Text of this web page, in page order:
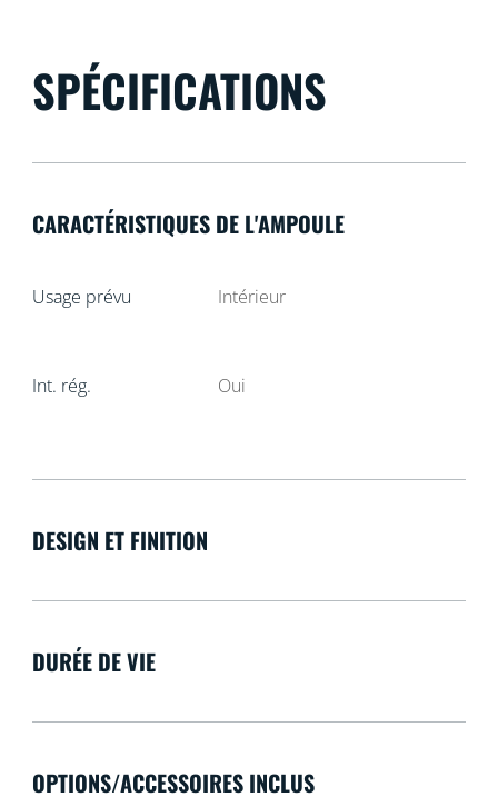
SPÉCIFICATIONS
CARACTÉRISTIQUES DE L'AMPOULE
Usage prévu Intérieur
Int. rég. Oui
DESIGN ET FINITION
DURÉE DE VIE
OPTIONS/ACCESSOIRES INCLUS